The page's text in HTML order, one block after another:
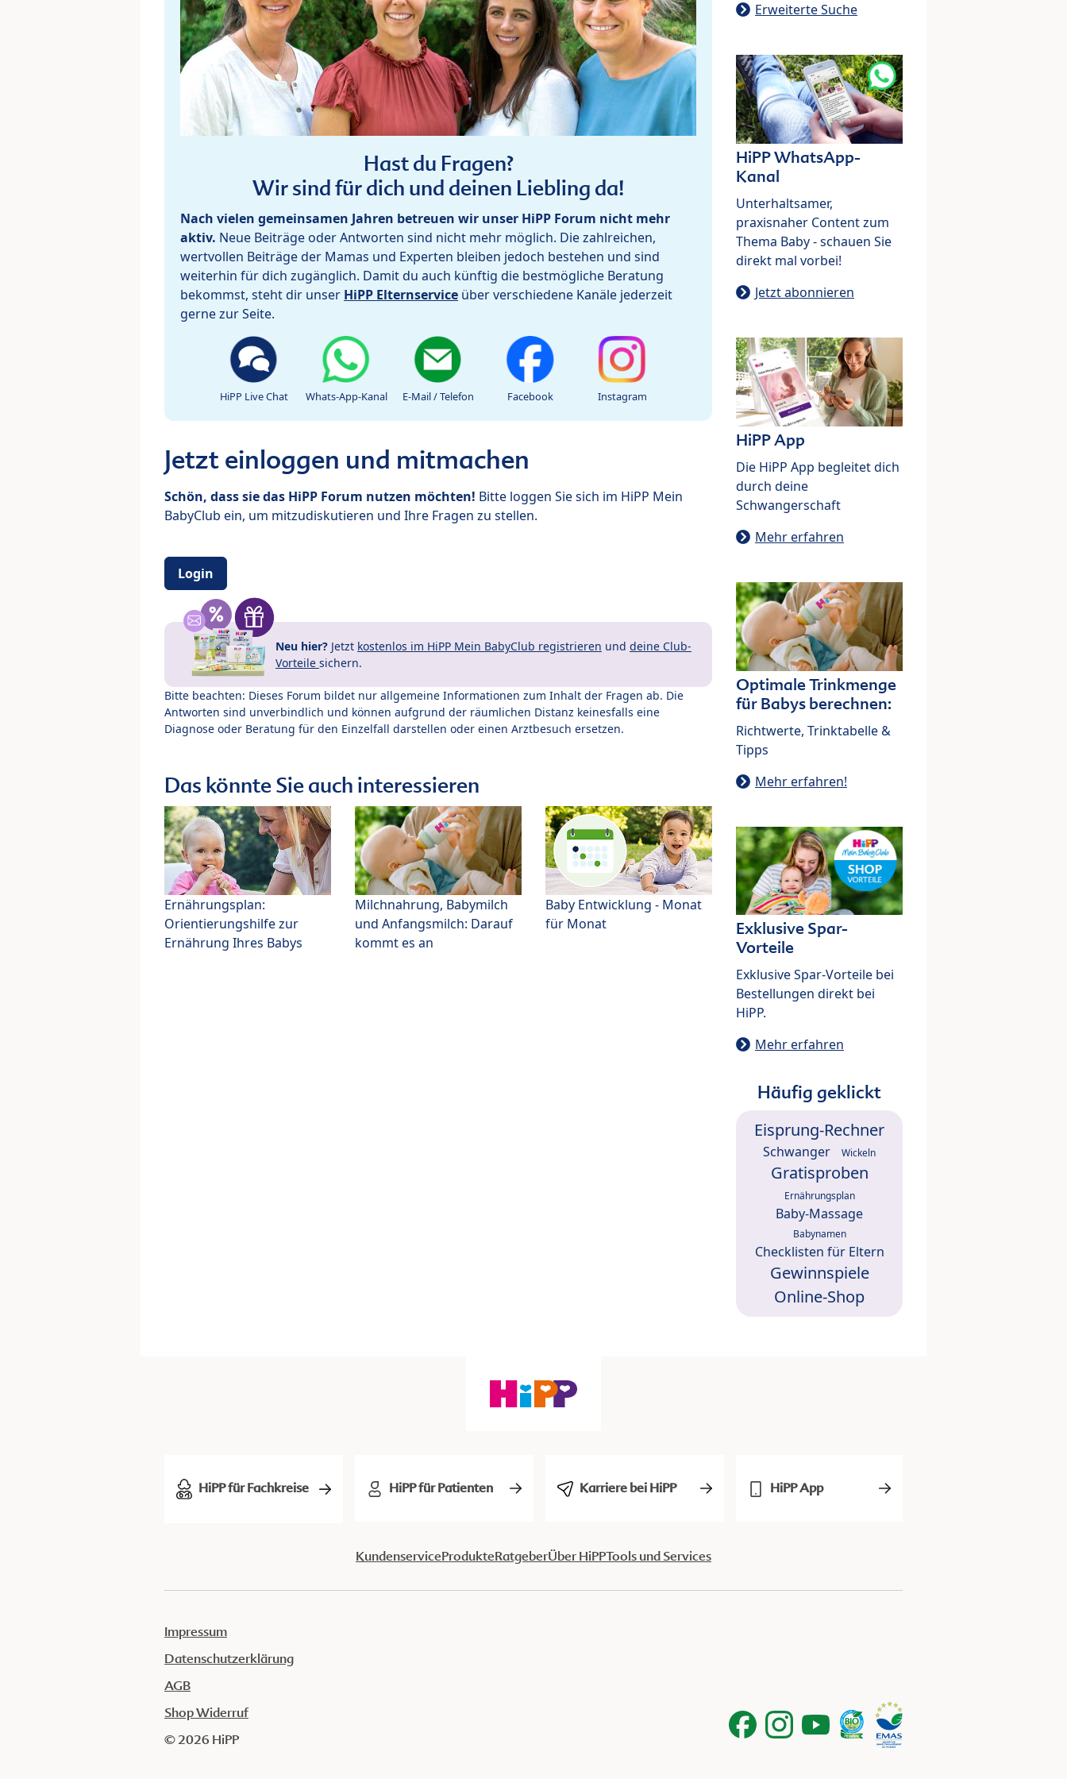
Hast du Fragen?
Wir sind für dich und deinen Liebling da!
Nach vielen gemeinsamen Jahren betreuen wir unser HiPP Forum nicht mehr
aktiv. Neue Beiträge oder Antworten sind nicht mehr möglich. Die zahlreichen,
wertvollen Beiträge der Mamas und Experten bleiben jedoch bestehen und sind
weiterhin für dich zugänglich. Damit du auch künftig die bestmögliche Beratung
bekommst, steht dir unser HiPP Elternservice über verschiedene Kanäle jederzeit
gerne zur Seite.
HiPP Live Chat Whats-App-Kanal E-Mail / Telefon Facebook Instagram
Jetzt einloggen und mitmachen
Schön, dass sie das HiPP Forum nutzen möchten! Bitte loggen Sie sich im HiPP Mein
BabyClub ein, um mitzudiskutieren und Ihre Fragen zu stellen.
Login
Neu hier? Jetzt kostenlos im HiPP Mein BabyClub registrieren und deine Club-
Vorteile sichern.
Bitte beachten: Dieses Forum bildet nur allgemeine Informationen zum Inhalt der Fragen ab. Die
Antworten sind unverbindlich und können aufgrund der räumlichen Distanz keinesfalls eine
Diagnose oder Beratung für den Einzelfall darstellen oder einen Arztbesuch ersetzen.
Das könnte Sie auch interessieren
Ernährungsplan:
Orientierungshilfe zur
Ernährung Ihres Babys
Milchnahrung, Babymilch
und Anfangsmilch: Darauf
kommt es an
Baby Entwicklung - Monat
für Monat
Erweiterte Suche
HiPP WhatsApp-
Kanal
Unterhaltsamer,
praxisnaher Content zum
Thema Baby - schauen Sie
direkt mal vorbei!
Jetzt abonnieren
HiPP App
Die HiPP App begleitet dich
durch deine
Schwangerschaft
Mehr erfahren
Optimale Trinkmenge
für Babys berechnen:
Richtwerte, Trinktabelle &
Tipps
Mehr erfahren!
Exklusive Spar-
Vorteile
Exklusive Spar-Vorteile bei
Bestellungen direkt bei
HiPP.
Mehr erfahren
Häufig geklickt
Eisprung-Rechner
Schwanger Wickeln
Gratisproben
Ernährungsplan
Baby-Massage
Babynamen
Checklisten für Eltern
Gewinnspiele
Online-Shop
HiPP für Fachkreise HiPP für Patienten Karriere bei HiPP HiPP App
KundenserviceProdukteRatgeberÜber HiPPTools und Services
Impressum
Datenschutzerklärung
AGB
Shop Widerruf
© 2026 HiPP